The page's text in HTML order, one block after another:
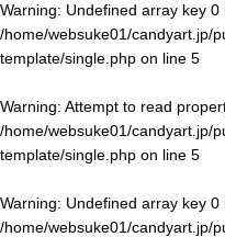
Warning: Undefined array key 0
/home/websuke01/candyart.jp/
template/single.php on line 5
Warning: Attempt to read
/home/websuke01/candyart.jp/
template/single.php on line 5
Warning: Undefined array key 0
/home/websuke01/candyart.jp/